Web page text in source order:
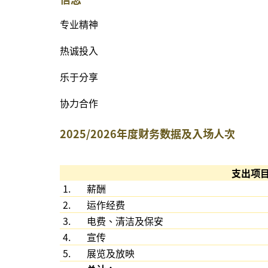
专业精神
热诚投入
乐于分享
协力合作
2025/2026年度财务数据及入场人次
支出项目
1.
薪酬
2.
运作经费
3.
电费、清洁及保安
4.
宣传
5.
展览及放映